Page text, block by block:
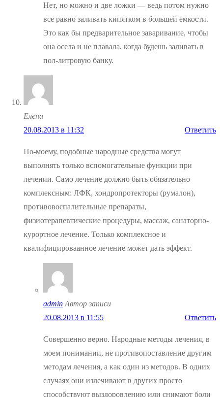
Нет, но можно и две ложки — ведь потом нужно
все равно заливать кипятком в большей емкости.
Это как бы предварительное заваривание, чтобы
она осела и не плавала, когда будешь заливать в
пол-литровую банку.
Елена
20.08.2013 в 11:32
Ответить
По-моему, подобные народные средства могут
выполнять только вспомогательные функции при
лечении. Само лечение должно быть обязательно
комплексным: ЛФК, хондропротекторы (румалон),
противовоспалительные препараты,
физиотерапевтические процедуры, массаж, санаторно-
курортное лечение. Только комплексное и
квалифицироваанное лечение может дать эффект.
admin Автор записи
20.08.2013 в 11:55
Ответить
Совершенно верно. Народные методы лечения, в
моем понимании, не противопоставление другим
методам лечения, а как один из методов. В одних
случаях они излечивают в других просто
способствуют выздоровлению или снимают боли